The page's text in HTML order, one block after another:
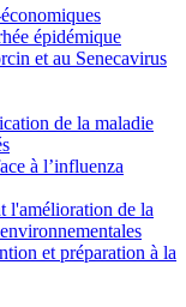
épidémique
et au Senecavirus
de la maladie
à l’influenza
l'amélioration de la
et préparation à la